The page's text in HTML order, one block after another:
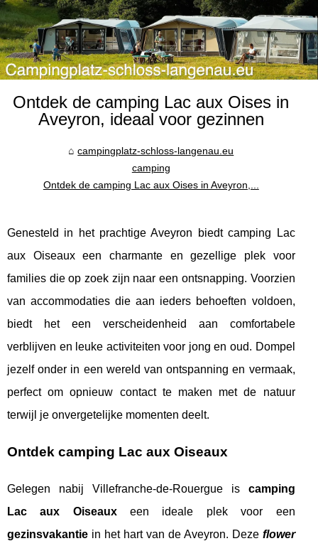
Ontdek de camping Lac aux Oises in
Aveyron, ideaal voor gezinnen
campingplatz-schloss-langenau.eu
camping
Ontdek de camping Lac aux Oises in Aveyron,...
Genesteld in het prachtige Aveyron biedt camping Lac
aux Oiseaux een charmante en gezellige plek voor
families die op zoek zijn naar een ontsnapping. Voorzien
van accommodaties die aan ieders behoeften voldoen,
biedt het een verscheidenheid aan comfortabele
verblijven en leuke activiteiten voor jong en oud. Dompel
jezelf onder in een wereld van ontspanning en vermaak,
perfect om opnieuw contact te maken met de natuur
terwijl je onvergetelijke momenten deelt.
Ontdek camping Lac aux Oiseaux
Gelegen nabij Villefranche-de-Rouergue is camping
Lac aux Oiseauxeen ideale plek voor een
gezinsvakantie in het hart van de Aveyron. Deze flower